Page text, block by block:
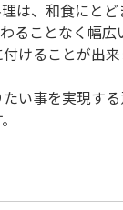
は、和食にと
ることなく幅
けることが出来
い事を実現す